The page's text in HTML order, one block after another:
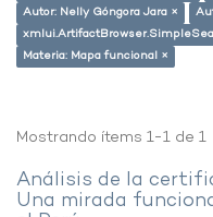
Autor: Nelly Góngora Jara ×
Materia: Mapa funcional ×
Mostrando ítems 1-1 de 1
Análisis de la
Una mirada